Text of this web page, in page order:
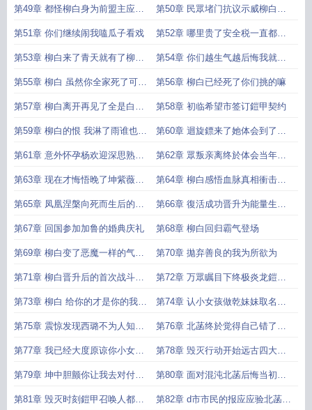
牲精神 吧
第49章 都怪柳白身为前盟主应该
主动挺身而出
第50章 民眾堵门抗议示威柳白拍
手称快
第51章 你们继续闹我嗑瓜子看戏 第52章 哪里贵了安全税一直都是
这个价你们有没有好好工作
第53章 柳白来了青天就有了柳白
来了d市就太平啦
第54章 你们越生气越后悔我就越
高兴
第55章 柳白 虽然你全家死了可你
获得了自有啊
第56章 柳白已经死了你们挑的嘛
第57章 柳白离开再见了全是白眼
狼的城市
第58章 初临希望市签订鎧甲契约
第59章 柳白的恨 我淋了雨谁也別
想打伞
第60章 迴旋鏢来了她体会到了柳
白当时的感觉
第61章 意外怀孕杨欢迎深思熟虑
后的抉择
第62章 眾叛亲离终於体会当年柳
白的感受
第63章 现在才悔悟晚了坤紫薇成
了精神病疯子
第64章 柳白感悟血脉真相衝击更
高生命层次
第65章 凤凰涅槃向死而生后的破
茧成蝶柳白成了
第66章 復活成功晋升为能量生命
体
第67章 回国参加加鲁的婚典庆礼 第68章 柳白回归霸气登场
第69章 柳白变了恶魔一样的气场
为什么他不善良了
第70章 拋弃善良的我为所欲为
第71章 柳白晋升后的首次战斗各
方云集於阳光福利院
第72章 万眾瞩目下终极炎龙鎧甲
诞生
第73章 柳白 给你的才是你的我不
给你不能抢
第74章 认小女孩做乾妹妹取名柳
雨婷
第75章 震惊发现西璐不为人知的
个人秘密
第76章 北菡终於觉得自己错了怀
念曾经的柳白
第77章 我已经大度原谅你小女孩
就不能交给我吗
第78章 毁灭行动开始远古四大异
能兽登场
第79章 坤中胆颤你让我去对付檮
杌
第80章 面对混沌北菡后悔当初赶
走柳白城市危亡
第81章 毁灭时刻鎧甲召唤人都逃 第82章 d市市民的报应应验北菡悔